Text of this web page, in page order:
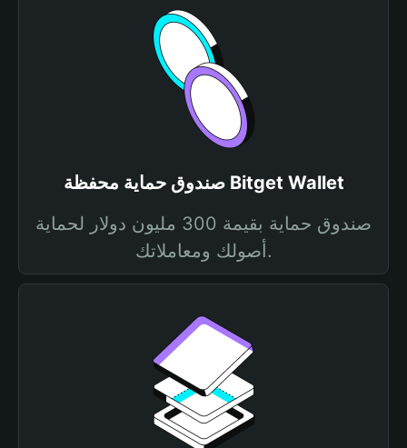
صندوق حماية محفظة Bitget Wallet
صندوق حماية بقيمة 300 مليون دولار لحماية
أصولك ومعاملاتك.